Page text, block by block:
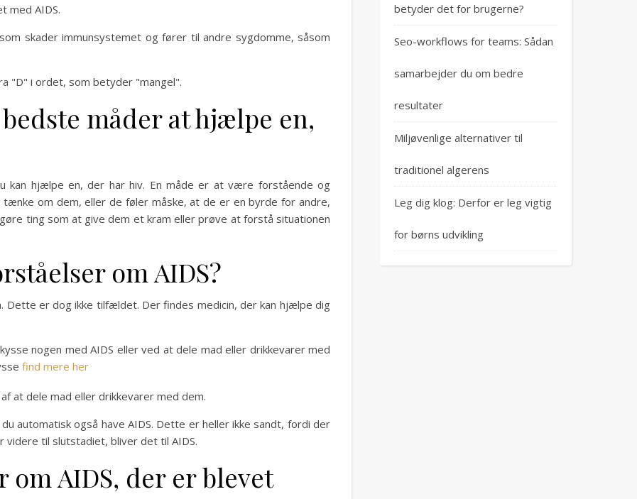
med AIDS.
skader immunsystemet og fører til andre sygdomme, såsom
"D" i ordet, som betyder "mangel".
måder at hjælpe en,
kan hjælpe en, der har hiv. En måde er at være forstående og
om dem, eller de føler måske, at de er en byrde for andre,
ting som at give dem et kram eller prøve at forstå situationen
om AIDS?
Dette er dog ikke tilfældet. Der findes medicin, der kan hjælpe dig
nogen med AIDS eller ved at dele mad eller drikkevarer med
find mere her
at dele mad eller drikkevarer med dem.
automatisk også have AIDS. Dette er heller ikke sandt, fordi der
til slutstadiet, bliver det til AIDS.
AIDS, der er blevet
betyder det for brugerne?
Seo-workflows for teams: Sådan
samarbejder du om bedre
resultater
Miljøvenlige alternativer til
traditionel algerens
Leg dig klog: Derfor er leg vigtig
for børns udvikling